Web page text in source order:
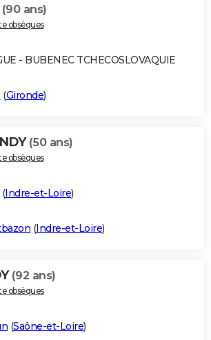
(90 ans)
obsèques
- BUBENEC TCHECOSLOVAQUIE
(Gironde)
(50 ans)
obsèques
(Indre-et-Loire)
(Indre-et-Loire)
(92 ans)
obsèques
(Saône-et-Loire)